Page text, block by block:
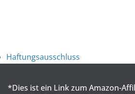
Haftungsausschluss
*Dies ist ein Link zum Amazon-